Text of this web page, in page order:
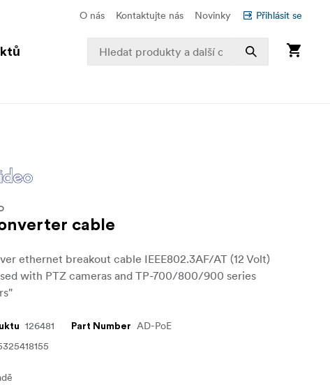
O nás Kontaktujte nás Novinky Přihlásit se
cable
ethernet breakout cable IEEE802.3AF/AT (12 Volt)
with PTZ cameras and TP-700/800/900 series
126481 Part Number AD-PoE